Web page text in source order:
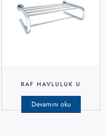
RAF HAVLULUK U
Devamını oku